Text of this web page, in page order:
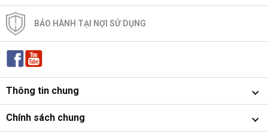
BẢO HÀNH TẠI NỢI SỬ DỤNG
Thông tin chung
Chính sách chung